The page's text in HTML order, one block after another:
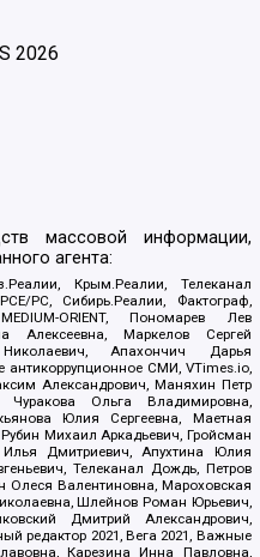
2026
массовой информации,
агента:
Крым.Реалии, Телеканал
PC, Сибирь.Реалии, Фактограф,
ORIENT, Пономарев Лев
Алексеевна, Маркелов Сергей
Апахончич Дарья
антикоррупционное СМИ, VTimes.io,
Александрович, Маняхин Петр
Ольга Владимировна,
Юлия Сергеевна, Маетная
Михаил Аркадьевич, Гройсман
Дмитриевич, Апухтина Юлия
Телеканал Дождь, Петров
Олеся Валентиновна, Мароховская
Шлейнов Роман Юрьевич,
Дмитрий Александрович,
редактор 2021, Вега 2021, Важные
Карезина Инна Павловна,